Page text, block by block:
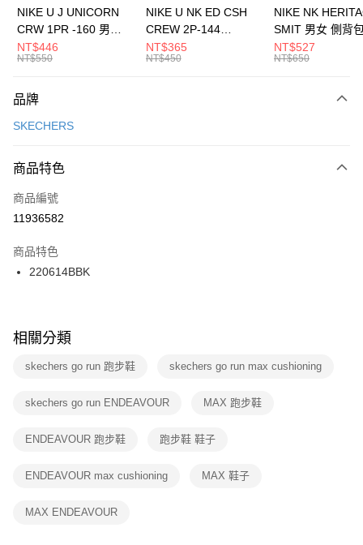
元大商業銀行
台灣樂天信用卡公司
全盈+PAY
AFTEE先享後付
【關於「AFTEE先享後付」】
便利好安心！
３．安心：先確認商品／服務後，再付款。
【「AFTEE先享後付」結帳流程】
１．於結帳方式選擇「AFTEE先享後付」後，將跳轉至「AFTEE先享後付」
２．訂單成立數日內，您將收到繳費通知簡訊。
３．收到繳費通知簡訊後14天內，點擊此簡訊中的連結，可透過四大超商／
ATM／網路銀行／等多元方式進行付款，方視為交易完成。
※ 交易是否成功請以「AFTEE先享後付 」之結帳頁面顯示為準，若有關於
是否繳費成功／繳費後需取消欲退款等相關疑問，請聯繫「AFTEE先享後付
客戶支援中心」https://netprotections.freshdesk.com/support/home
１．透過由恩沛科技股份有限公司提供之「AFTEE先享後付」服務完成之交
權轉讓予恩沛科技股份有限公司。
３．未成年的使用者請事先徵得法定代理人或監護人之同意方可使用
任。
運送方式
每筆NT$100，滿NT$1,500(含以上)免運費
宅配
每筆NT$100，滿NT$1,500(含以上)免運費
付款後門市自取
每筆NT$100，滿NT$1,500(含以上)免運費
NIKE U J UNICORN
CRW 1PR -160 男女
中統襪 FZ3393100
NT$446
NT$550
NIKE U NK ED CSH
CREW 2P-144
EMBRDY 男女 短統襪
FZ3073133
NT$365
NT$450
NIKE NK
SMIT 男女 側背
BA5871010
NT$527
NT$650
品牌
SKECHERS
商品特色
商品編號
11936582
商品特色
220614BBK
相關分類
skechers go run 跑步鞋 skechers go run max cushioning
skechers go run ENDEAVOUR MAX 跑步鞋
ENDEAVOUR 跑步鞋 跑步鞋 鞋子
ENDEAVOUR max cushioning MAX 鞋子
MAX ENDEAVOUR